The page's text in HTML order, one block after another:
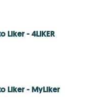
Liker - 4LIKER
Liker - MyLiker